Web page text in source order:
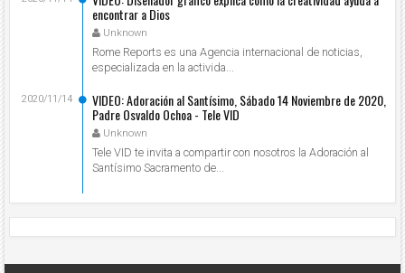
encontrar a Dios
Unknown
Rome Reports es una Agencia internacional de noticias,
especializada en la activida...
VIDEO: Adoración al Santísimo, Sábado 14 Noviembre de 2020,
Padre Osvaldo Ochoa - Tele VID
Unknown
2020/11/14
Tele VID te invita a compartir con nosotros la Adoración al
Santísimo Sacramento de...